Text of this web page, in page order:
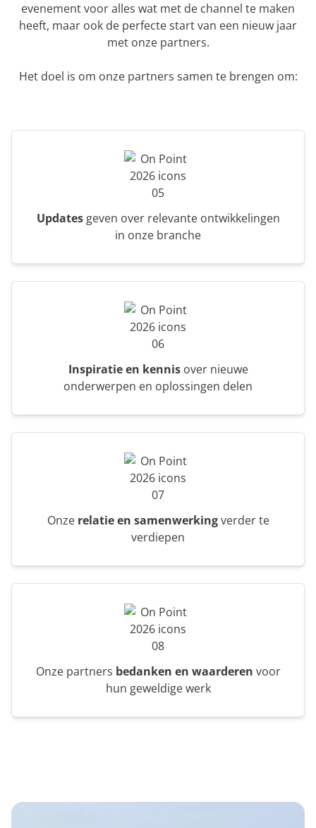
evenement voor alles wat met de channel te maken
heeft, maar ook de perfecte start van een nieuw jaar
met onze partners.
Het doel is om onze partners samen te brengen om:
Updates geven over relevante ontwikkelingen
in onze branche
Inspiratie en kennisover nieuwe
onderwerpen en oplossingen delen
Onze relatie en samenwerkingverder te
verdiepen
Onze partners bedanken en waarderen voor
hun geweldige werk